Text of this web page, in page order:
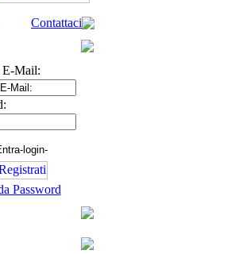
Contattaci
Mail:
Password